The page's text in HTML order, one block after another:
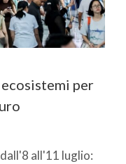
per
all'11 luglio: